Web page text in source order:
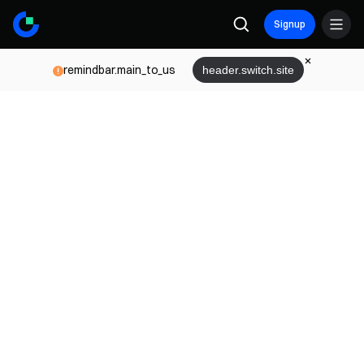
Signup
remindbar.main_to_us header.switch.site